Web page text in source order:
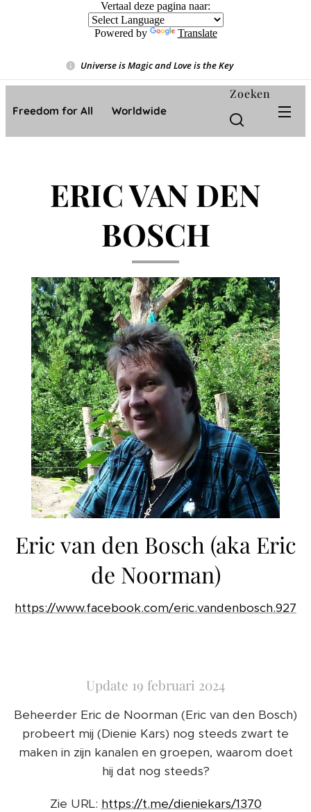
Vertaal deze pagina naar:
Powered by Translate
Universe is Magic and Love is the Key❤️
Freedom for All ❤️ Worldwide
Zoeken
ERIC VAN DEN
BOSCH
Eric van den Bosch (aka Eric
de Noorman)
https://www.facebook.com/eric.vandenbosch.927
Update 19 februari 2024
Beheerder Eric de Noorman (Eric van den Bosch)
probeert mij (Dienie Kars) nog steeds zwart te
maken in zijn kanalen en groepen, waarom doet
hij dat nog steeds?
Zie URL: https://t.me/dieniekars/1370